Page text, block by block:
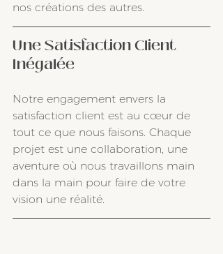
nos créations des autres.
Une Satisfaction Client
Inégalée
Notre engagement envers la
satisfaction client est au cœur de
tout ce que nous faisons. Chaque
projet est une collaboration, une
aventure où nous travaillons main
dans la main pour faire de votre
vision une réalité.